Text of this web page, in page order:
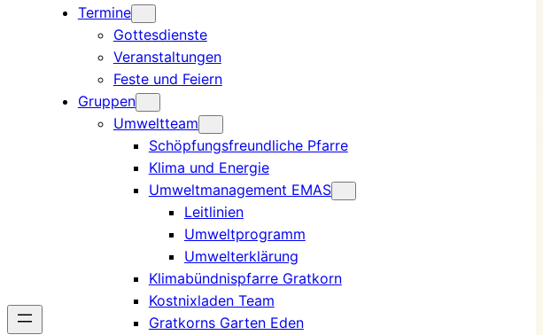
Termine
Gottesdienste
Veranstaltungen
Feste und Feiern
Gruppen
Umweltteam
Schöpfungsfreundliche Pfarre
Klima und Energie
Umweltmanagement EMAS
Leitlinien
Umweltprogramm
Umwelterklärung
Klimabündnispfarre Gratkorn
Kostnixladen Team
Gratkorns Garten Eden